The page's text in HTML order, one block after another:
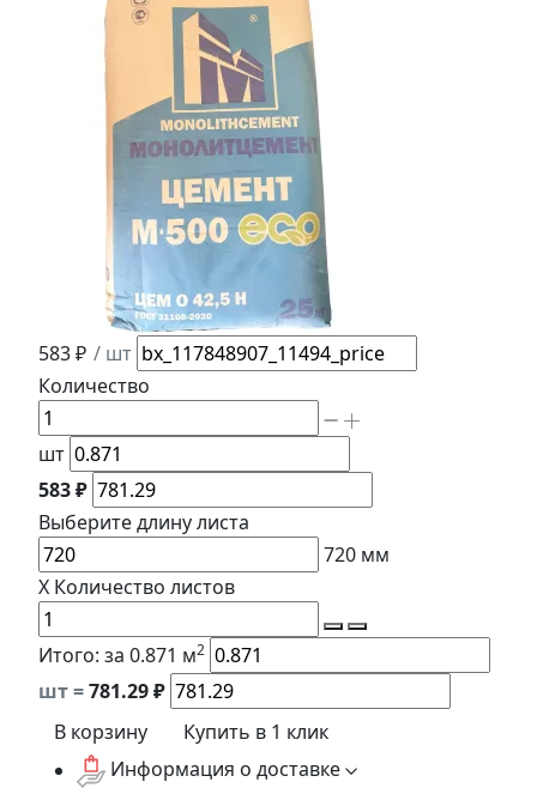
583 ₽ / шт
Количество
шт
583 ₽
Выберите длинулиста
720 мм
X Количество листов
Итого: за 0.871 м2
шт =781.29₽
В корзину
Купить в 1 клик
Информация о доставке